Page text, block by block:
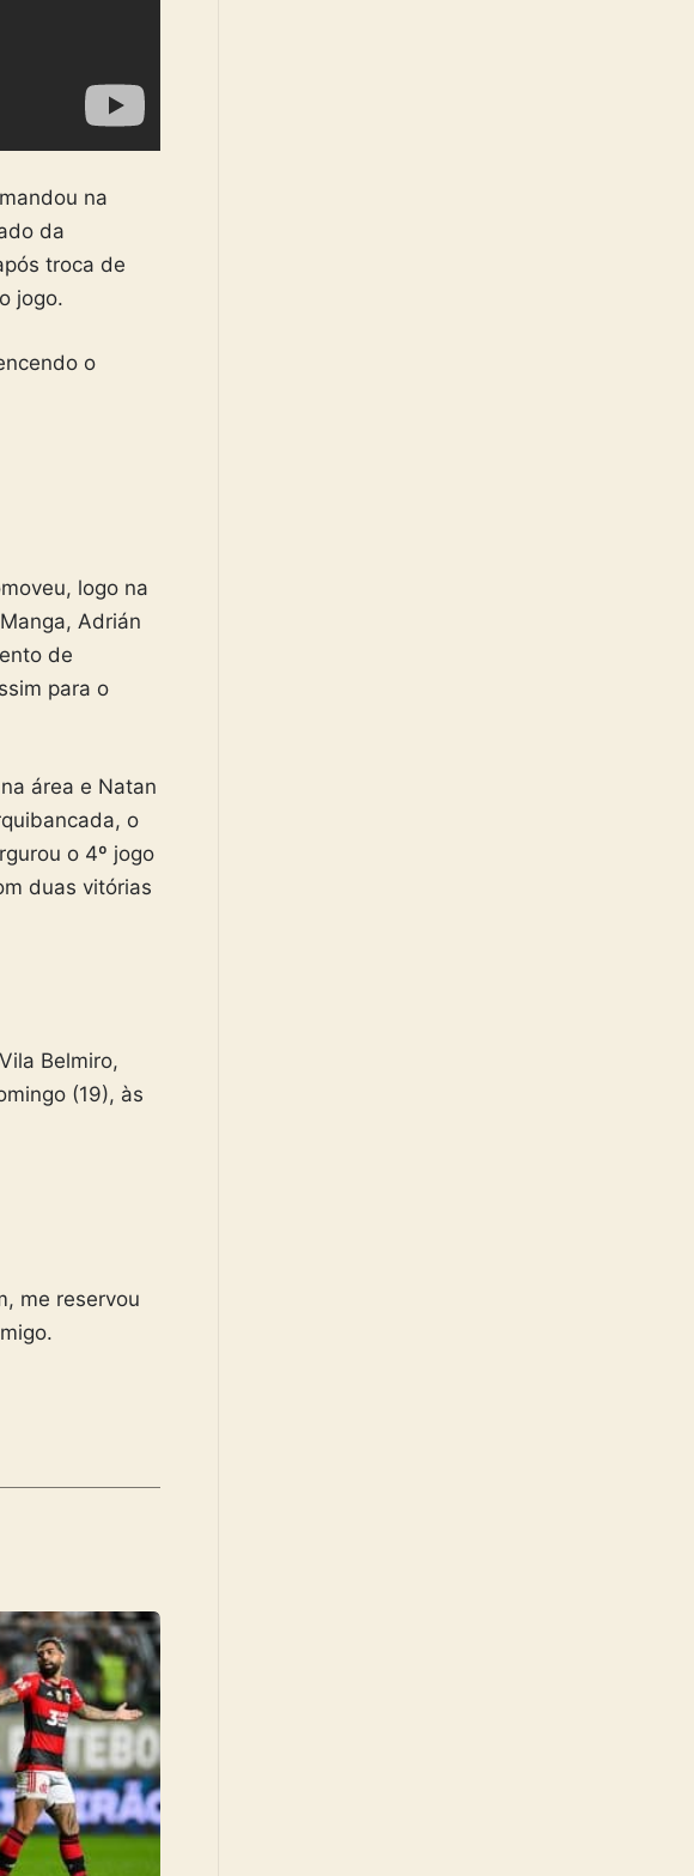
na
da
troca de
jogo.
o
logo na
Adrián
de
para o
área e Natan
o
o 4º jogo
duas vitórias
Belmiro,
(19), às
me reservou